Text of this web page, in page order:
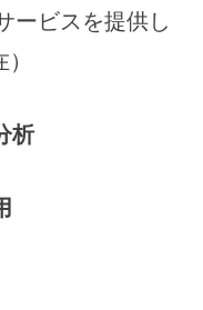
ービスを提供し
析